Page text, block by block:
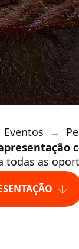
Eventos →
todas as